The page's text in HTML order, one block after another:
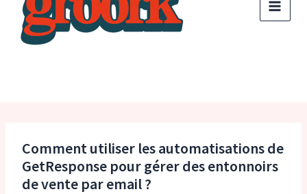
Comment utiliser les automatisations de
GetResponse pour gérer des entonnoirs
de vente par email ?